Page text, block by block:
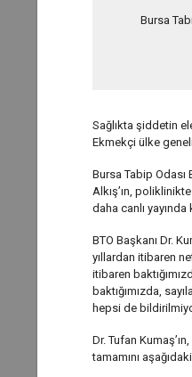
Bursa
Sağlıkta şiddetin
Ekmekçi ülke
Bursa Tabip Odası
Alkış’ın,
daha canlı yayında
BTO Başkanı Dr.
yıllardan itibaren
itibaren
baktığımızda,
hepsi de
Dr. Tufan
tamamını